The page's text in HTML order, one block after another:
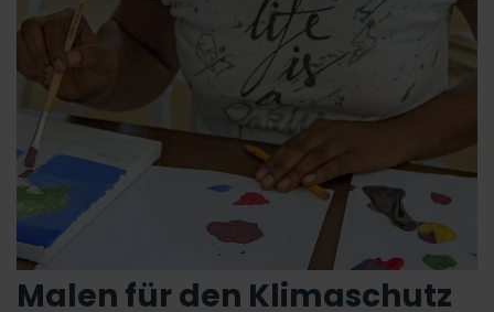
Malen für den Klimaschutz